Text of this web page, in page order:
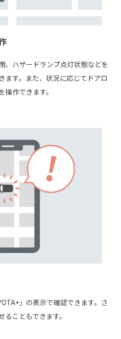
、ハザードランプ点灯状態などを
ます。また、状況に応じてドアロ
作できます。
」の表示で確認できます。さ
こともできます。